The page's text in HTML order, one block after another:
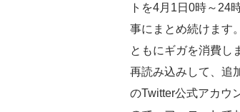
トを4月1日0時～24
事にまとめ続けます
ともにギガを消費し
再読み込みして、追
のTwitter公式アカウ